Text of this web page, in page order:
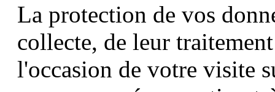
La protection de vos
collecte, de leur
l'occasion de votre visite